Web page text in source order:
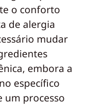
o conforto
de alergia
mudar
embora a
específico
um processo